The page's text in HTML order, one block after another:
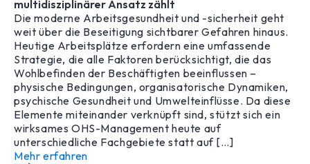
multidisziplinärer Ansatz zählt
Die moderne Arbeitsgesundheit und -sicherheit geht
weit über die Beseitigung sichtbarer Gefahren hinaus.
Heutige Arbeitsplätze erfordern eine umfassende
Strategie, die alle Faktoren berücksichtigt, die das
Wohlbefinden der Beschäftigten beeinflussen –
physische Bedingungen, organisatorische Dynamiken,
psychische Gesundheit und Umwelteinflüsse. Da diese
Elemente miteinander verknüpft sind, stützt sich ein
wirksames OHS-Management heute auf
unterschiedliche Fachgebiete statt auf […]
Mehr erfahren